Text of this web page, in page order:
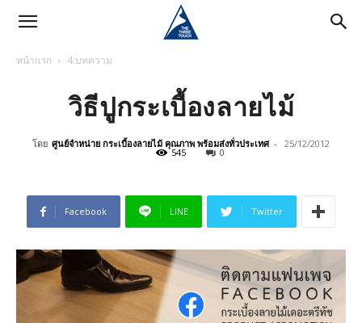
หน้าแรก 4.บทความ
วิธีปูกระเบื้องลายไม้
โดย ศูนย์จำหน่าย กระเบื้องลายไม้ คุณภาพ พร้อมส่งทั่วประเทศ - 25/12/2012
545 0
Facebook LINE Twitter